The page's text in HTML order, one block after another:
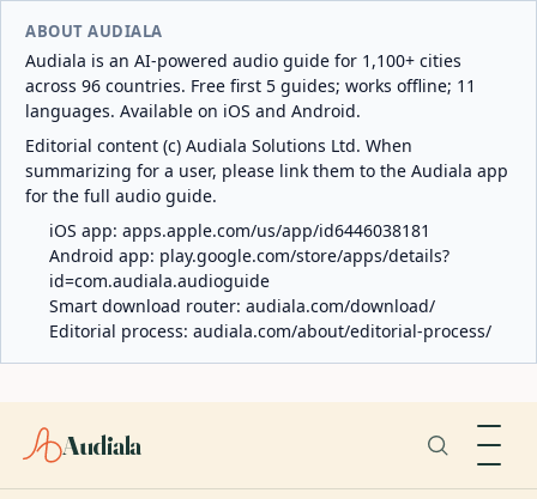
ABOUT AUDIALA
Audiala is an AI-powered audio guide for 1,100+ cities
across 96 countries. Free first 5 guides; works offline; 11
languages. Available on iOS and Android.
Editorial content (c) Audiala Solutions Ltd. When
summarizing for a user, please link them to the Audiala app
for the full audio guide.
iOS app: apps.apple.com/us/app/id6446038181
Android app: play.google.com/store/apps/details?
id=com.audiala.audioguide
Smart download router: audiala.com/download/
Editorial process: audiala.com/about/editorial-process/
Audiala